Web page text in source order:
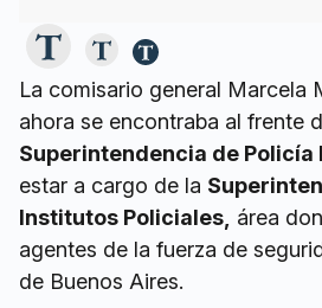
La comisario general Marcela
ahora se encontraba al frente
Superintendencia de Policía
estar a cargo de la
Institutos Policiales, área
agentes de la fuerza de
de Buenos Aires.